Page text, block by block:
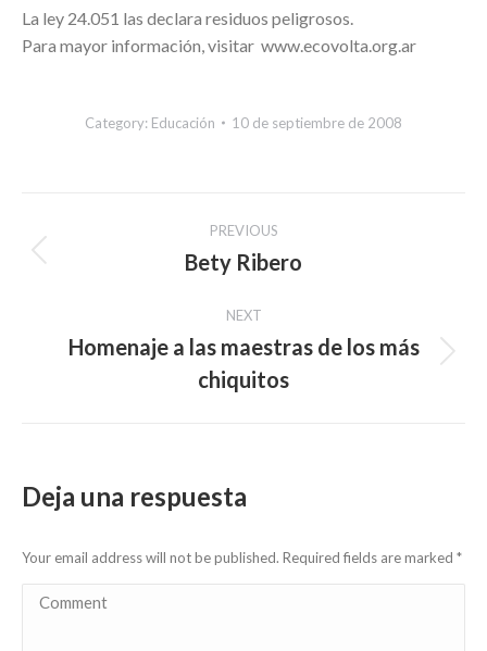
La ley 24.051 las declara residuos peligrosos.
Para mayor información, visitar www.ecovolta.org.ar
Category: Educación 10 de septiembre de 2008
navigation
PREVIOUS
Previous
Bety Ribero
NEXT
Next
post:
Homenaje a las maestras de los más
chiquitos
Deja una respuesta
Your email address will not be published. Required fields are marked *
Comment